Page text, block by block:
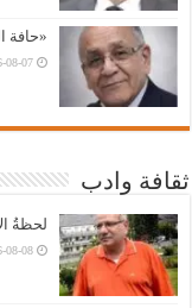
«حافة
08-07
ثقافة وادب
لحظةُ
08-08